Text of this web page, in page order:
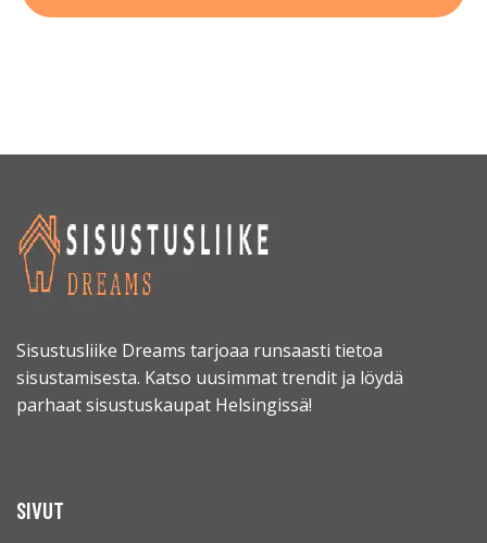
Sisustusliike Dreams tarjoaa runsaasti tietoa
sisustamisesta. Katso uusimmat trendit ja löydä
parhaat sisustuskaupat Helsingissä!
SIVUT